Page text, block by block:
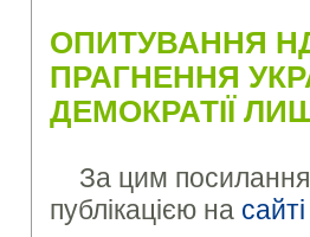
ОПИТУВАННЯ
ПРАГНЕННЯ
ДЕМОКРАТІЇ
За цим
публікацією на